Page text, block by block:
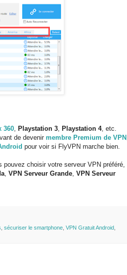
360 Playstation 3 Playstation 4, etc.
de devenir membre Premium de VPN
pour voir si FlyVPN marche bien.
choisir votre serveur VPN préféré,
VPN Serveur Grande VPN Serveur
sécuriser le smartphone VPN Gratuit Android